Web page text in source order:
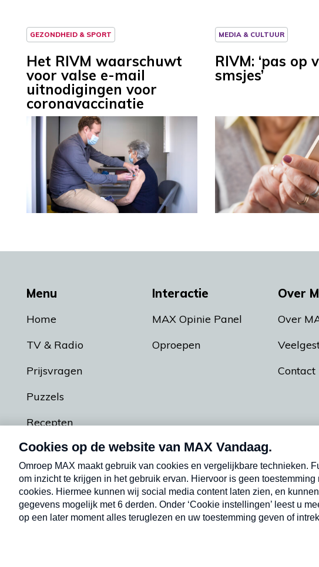
GEZONDHEID & SPORT
Het RIVM waarschuwt
voor valse e-mail
uitnodigingen voor
coronavaccinatie
MEDIA & CULTUUR
RIVM: ‘pas op
smsjes’
Menu
Home
TV & Radio
Prijsvragen
Puzzels
Recepten
Podcasts
Interactie
MAX Opinie Panel
Oproepen
Over
Over
Contact